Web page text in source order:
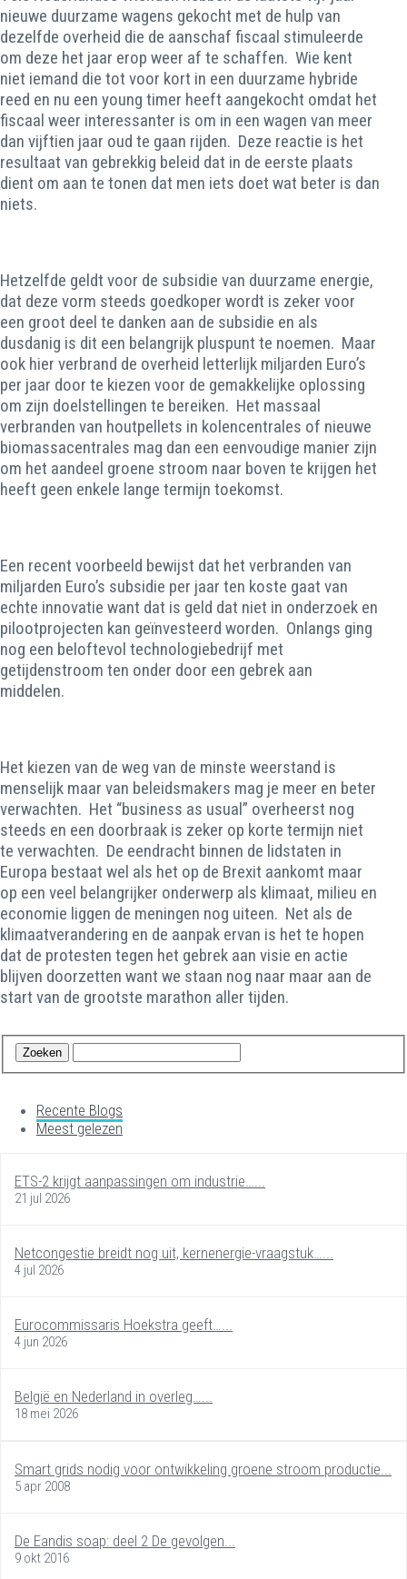
nieuwe duurzame wagens gekocht met de hulp van
dezelfde overheid die de aanschaf fiscaal stimuleerde
om deze het jaar erop weer af te schaffen. Wie kent
niet iemand die tot voor kort in een duurzame hybride
reed en nu een young timer heeft aangekocht omdat het
fiscaal weer interessanter is om in een wagen van meer
dan vijftien jaar oud te gaan rijden. Deze reactie is het
resultaat van gebrekkig beleid dat in de eerste plaats
dient om aan te tonen dat men iets doet wat beter is dan
niets.
Hetzelfde geldt voor de subsidie van duurzame energie,
dat deze vorm steeds goedkoper wordt is zeker voor
een groot deel te danken aan de subsidie en als
dusdanig is dit een belangrijk pluspunt te noemen. Maar
ook hier verbrand de overheid letterlijk miljarden Euro’s
per jaar door te kiezen voor de gemakkelijke oplossing
om zijn doelstellingen te bereiken. Het massaal
verbranden van houtpellets in kolencentrales of nieuwe
biomassacentrales mag dan een eenvoudige manier zijn
om het aandeel groene stroom naar boven te krijgen het
heeft geen enkele lange termijn toekomst.
Een recent voorbeeld bewijst dat het verbranden van
miljarden Euro’s subsidie per jaar ten koste gaat van
echte innovatie want dat is geld dat niet in onderzoek en
pilootprojecten kan geïnvesteerd worden. Onlangs ging
nog een beloftevol technologiebedrijf met
getijdenstroom ten onder door een gebrek aan
middelen.
Het kiezen van de weg van de minste weerstand is
menselijk maar van beleidsmakers mag je meer en beter
verwachten. Het “business as usual” overheerst nog
steeds en een doorbraak is zeker op korte termijn niet
te verwachten. De eendracht binnen de lidstaten in
Europa bestaat wel als het op de Brexit aankomt maar
op een veel belangrijker onderwerp als klimaat, milieu en
economie liggen de meningen nog uiteen. Net als de
klimaatverandering en de aanpak ervan is het te hopen
dat de protesten tegen het gebrek aan visie en actie
blijven doorzetten want we staan nog naar maar aan de
start van de grootste marathon aller tijden.
Recente Blogs
Meest gelezen
ETS-2 krijgt aanpassingen om industrie…...
21 jul 2026
Netcongestie breidt nog uit, kernenergie-vraagstuk…...
4 jul 2026
Eurocommissaris Hoekstra geeft…...
4 jun 2026
België en Nederland in overleg…...
18 mei 2026
Smart grids nodig voor ontwikkeling groene stroom productie...
5 apr 2008
De Eandis soap: deel 2 De gevolgen...
9 okt 2016